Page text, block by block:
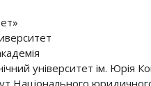
університет ім. Юрія
Національного